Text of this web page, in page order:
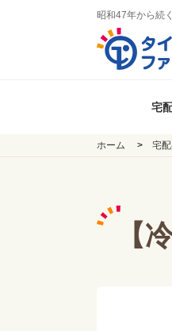
昭和47年から続
宅
ホーム 宅
【